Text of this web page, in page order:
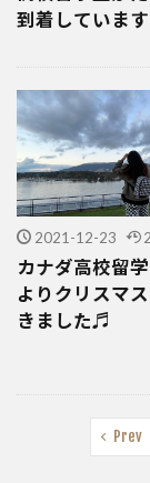
到着しています
2021-12-23
カナダ高校留
よりクリスマ
きました♬
Prev